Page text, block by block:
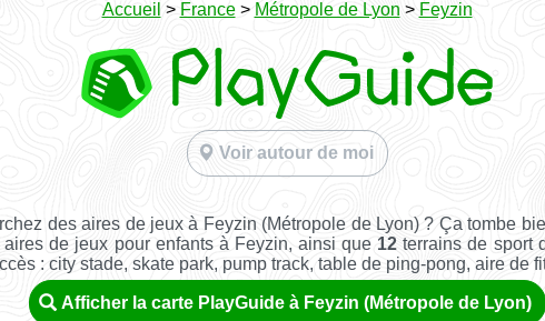
Accueil > France> Métropole de Lyon > Feyzin
Voir autour de moi
des aires de jeux à Feyzin (Métropole de Lyon) ? Ça tombe
aires de jeux pour enfants à Feyzin, ainsi que 12 terrains de sport
: city stade, skate park, pump track, table de ping-pong, aire de
Afficher la carte PlayGuide à Feyzin (Métropole de Lyon)